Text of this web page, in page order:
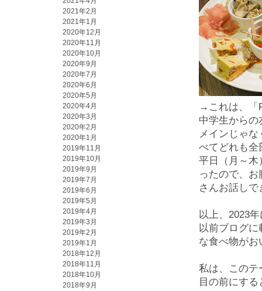
→これは、「
中学生から
メインじゃ
べてどれも全
平日（月～木
ったので、
さんお話しで
以上、 2023年
以前ブログ
な食べ物が
私は、このテ
目の前にす
2021年2月
2021年1月
2020年12月
2020年11月
2020年10月
2020年9月
2020年7月
2020年6月
2020年5月
2020年4月
2020年3月
2020年2月
2020年1月
2019年11月
2019年10月
2019年9月
2019年7月
2019年6月
2019年5月
2019年4月
2019年3月
2019年2月
2019年1月
2018年12月
2018年11月
2018年10月
2018年9月